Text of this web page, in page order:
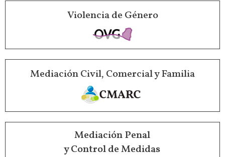
Violencia de Género
Mediación Civil, Comercial y Familia
Mediación Penal
y Control de Medidas